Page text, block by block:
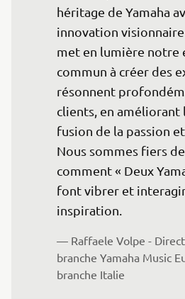
héritage de Yamaha
innovation
met en lumière notre
commun à créer des
résonnent
clients, en améliorant
fusion de la passion
Nous sommes fiers
comment « Deux
font vibrer et
inspiration.
— Raffaele Volpe -
branche Yamaha Music
branche Italie